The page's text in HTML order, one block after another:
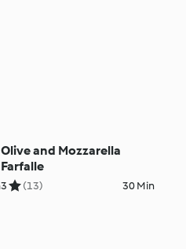
Olive and Mozzarella
Farfalle
3 (13) 30 Min